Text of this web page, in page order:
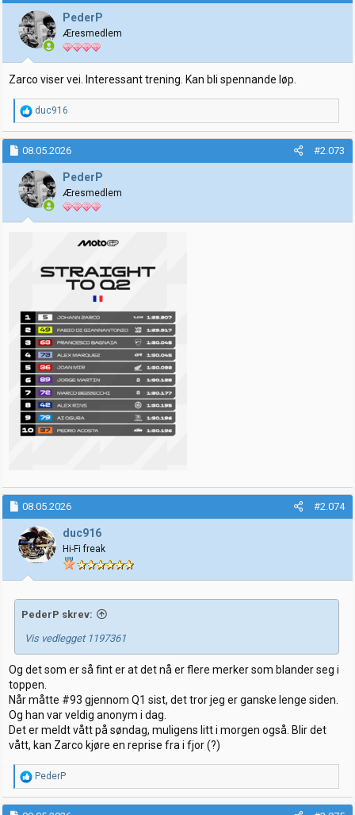
j
o
n
e
r
:
PederP
Æresmedlem
Zarco viser vei. Interessant trening. Kan bli spennande løp.
R
e
a
k
s
j
o
n
e
r
duc916
08.05.2026 #2.073
PederP
Æresmedlem
08.05.2026 #2.074
duc916
Hi-Fi freak
PederP skrev:
Vis vedlegget 1197361
Og det som er så fint er at det nå er flere merker som blander seg i
toppen.
Når måtte #93 gjennom Q1 sist, det tror jeg er ganske lenge siden.
Og han var veldig anonym i dag.
Det er meldt vått på søndag, muligens litt i morgen også. Blir det
vått, kan Zarco kjøre en reprise fra i fjor (?)
R
e
a
PederP